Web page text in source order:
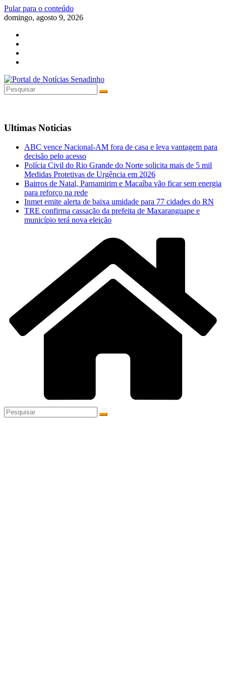
Pular para o conteúdo
domingo, agosto 9, 2026
Ultimas Noticias
ABC vence Nacional-AM fora de casa e leva vantagem para
decisão pelo acesso
Polícia Civil do Rio Grande do Norte solicita mais de 5 mil
Medidas Protetivas de Urgência em 2026
Bairros de Natal, Parnamirim e Macaíba vão ficar sem energia
para reforço na rede
Inmet emite alerta de baixa umidade para 77 cidades do RN
TRE confirma cassação da prefeita de Maxaranguape e
município terá nova eleição